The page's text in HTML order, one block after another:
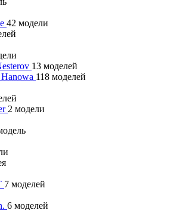
42 модели
13 моделей
118 моделей
2 модели
7 моделей
6 моделей